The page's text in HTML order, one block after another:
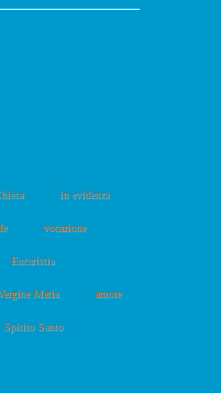
in evidenza
vocazione
Eucaristia
Maria amore
Spirito Santo